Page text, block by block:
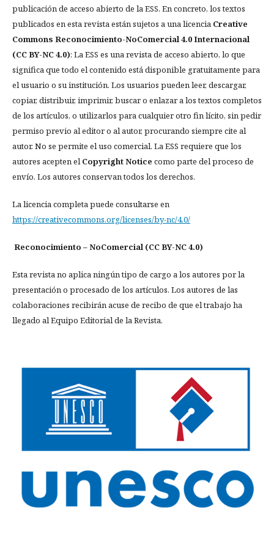
publicación de acceso abierto de la ESS. En concreto, los textos
publicados en esta revista están sujetos a una licencia Creative
Commons Reconocimiento-NoComercial 4.0 Internacional
(CC BY-NC 4.0): La ESS es una revista de acceso abierto, lo que
significa que todo el contenido está disponible gratuitamente para
el usuario o su institución. Los usuarios pueden leer, descargar,
copiar, distribuir, imprimir, buscar o enlazar a los textos completos
de los artículos, o utilizarlos para cualquier otro fin lícito, sin pedir
permiso previo al editor o al autor, procurando siempre cite al
autor. No se permite el uso comercial. La ESS requiere que los
autores acepten elCopyright Notice como parte del proceso de
envío. Los autores conservan todos los derechos.
La licencia completa puede consultarse en
https://creativecommons.org/licenses/by-nc/4.0/
Reconocimiento – NoComercial (CC BY-NC 4.0)
Esta revista no aplica ningún tipo de cargo a los autores por la
presentación o procesado de los artículos. Los autores de las
colaboraciones recibirán acuse de recibo de que el trabajo ha
llegado al Equipo Editorial de la Revista.